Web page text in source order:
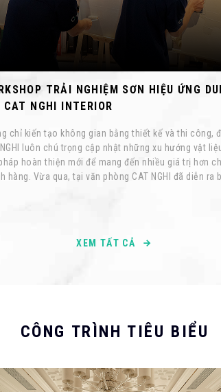
TRẢI NGHIỆM SƠN HIỆU ỨNG
NGHI INTERIOR
chỉ kiến tạo không gian bằng thiết kế và thi công,
NGHI luôn chú trọng cập nhật những xu hướng vật
hoàn thiện mới để mang đến nhiều giá trị hơn
hàng. Vừa qua, tại văn phòng CAT NGHI đã diễn ra
XEM TẤT CẢ
CÔNG TRÌNH TIÊU BIỂU
GIÁ
tin để CAT NGHI liên hệ hỗ trợ nhanh nhất.